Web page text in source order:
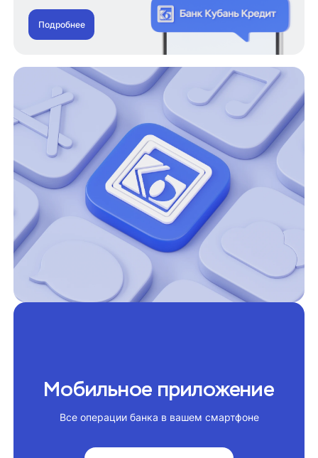
Подробнее
Мобильное приложение
Все операции банка в вашем смартфоне